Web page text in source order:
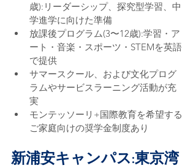
歳):リーダーシップ、探究型学習、中
学進学に向けた準備
放課後プログラム(3〜12歳):学習・ア
ート・音楽・スポーツ・STEMを英語
で提供
サマースクール、および文化プログ
ラムやサービスラーニング活動が充
実
モンテッソーリ+国際教育を希望する
ご家庭向けの奨学金制度あり
新浦安キャンパス:東京湾